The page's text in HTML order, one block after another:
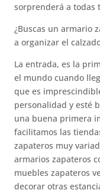
sorprenderá a todas
¿Buscas un armario
a organizar el
La entrada, es la
el mundo cuando
que es
personalidad y esté
una buena primera
facilitamos las
zapateros muy
armarios zapateros
muebles zapateros
decorar otras